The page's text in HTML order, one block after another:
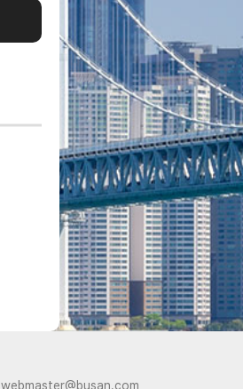
webmaster@busan.com